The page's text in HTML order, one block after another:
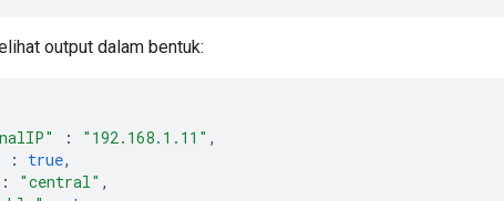
output dalam bentuk:
: "192.168.1.11" ,
: true,
: "central" ,